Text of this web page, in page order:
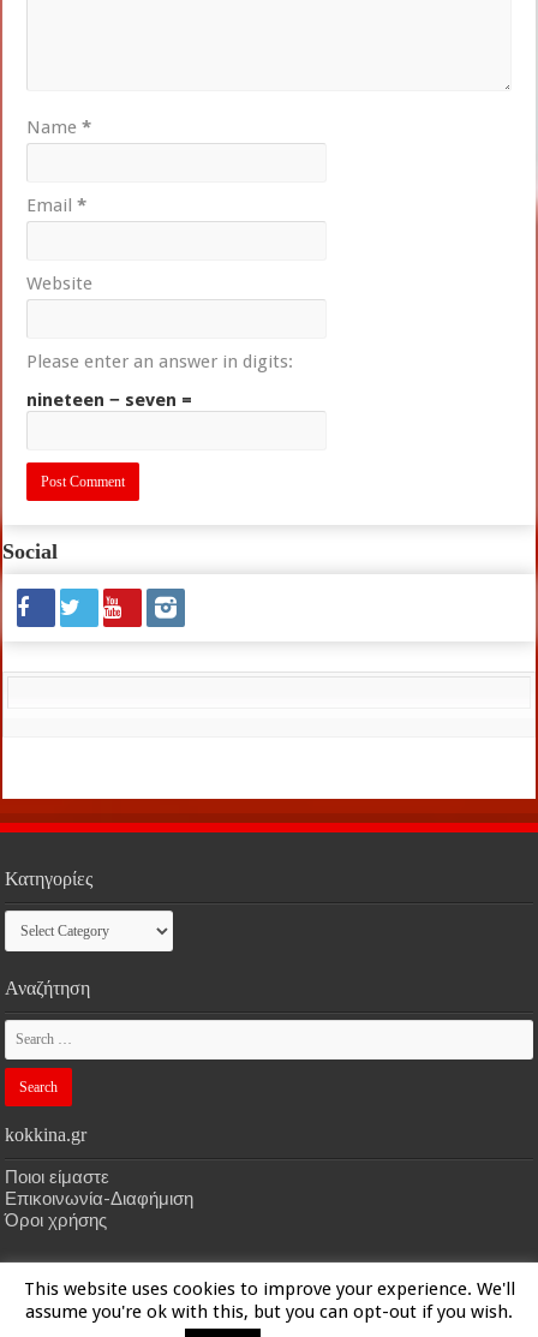
Name*
Email*
Website
Please enter an answer in digits:
nineteen − seven =
Social
Κατηγορίες
Κατηγορίες
Αναζήτηση
kokkina.gr
Ποιοι είμαστε
Επικοινωνία-Διαφήμιση
Όροι χρήσης
HOMEkokkina.gr | Designed bykokkina.gr
This website uses cookies to improve your experience. We'll
assume you're ok with this, but you can opt-out if you wish.